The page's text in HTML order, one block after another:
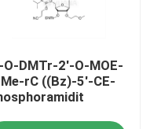
O-DMTr-2'-O-MOE-
rC ((Bz)-5'-CE-